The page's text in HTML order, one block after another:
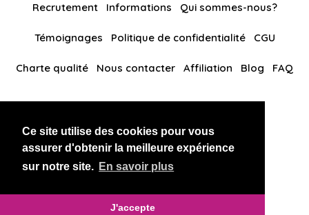
Ce site utilise des cookies pour vous
assurer d'obtenir la meilleure expérience
sur notre site. En savoir plus
J'accepte
Recrutement Informations Qui sommes-nous?
Témoignages Politique de confidentialité CGU
Charte qualité Nous contacter Affiliation Blog FAQ
BlackAndBeauties RussianKisses